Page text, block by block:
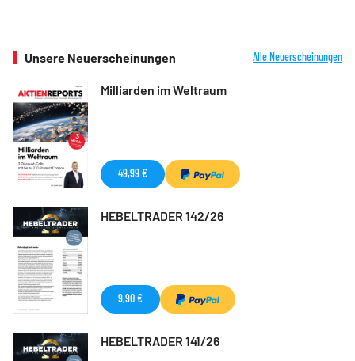
Unsere Neuerscheinungen Alle Neuerscheinungen
Milliarden im Weltraum
49,99 €
HEBELTRADER 142/26
9,90 €
HEBELTRADER 141/26